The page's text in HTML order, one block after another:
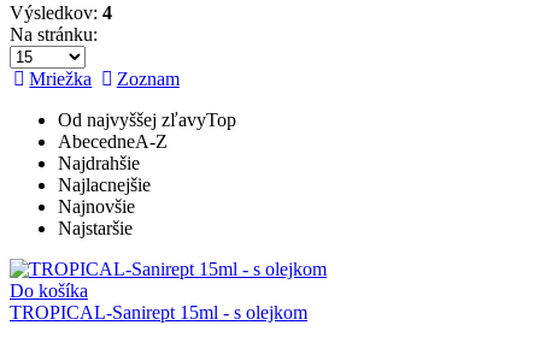
Výsledkov: 4
Na stránku:
Mriežka
Zoznam
Od najvyššej zľavyTop
AbecedneA-Z
Najdrahšie
Najlacnejšie
Najnovšie
Najstaršie
Do košíka
TROPICAL-Sanirept 15ml - s olejkom